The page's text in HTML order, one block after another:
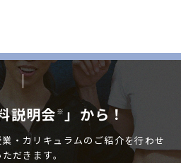
説明会 ※ 」から！
・カリキュラムのご紹介を行わせ
だきます。